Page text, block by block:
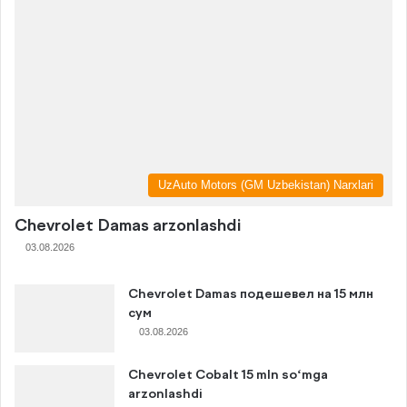
UzAuto Motors (GM Uzbekistan) Narxlari
Chevrolet Damas arzonlashdi
03.08.2026
Chevrolet Damas подешевел на 15 млн
сум
03.08.2026
Chevrolet Cobalt 15 mln so‘mga
arzonlashdi